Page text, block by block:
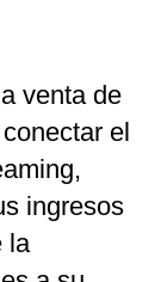
venta de
el
ingresos
la